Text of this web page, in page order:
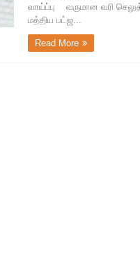
வாய்ப்பு வருமான வரி
மத்திய பட்ஜ...
Read More